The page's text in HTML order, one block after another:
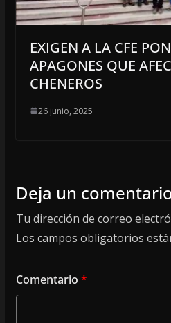
EXIGEN A LA CFE
APAGONES QUE
CHENEROS
26 junio, 2025
Deja un
Tu dirección de correo
Los campos obligatorios
Comentario *